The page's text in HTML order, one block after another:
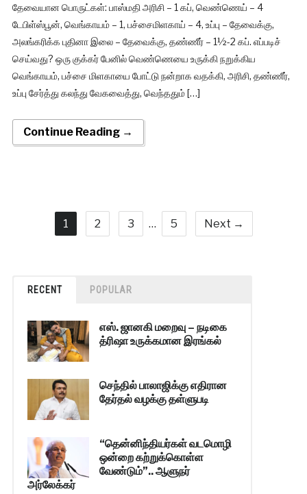
தேவையான பொருட்கள்: பாஸ்மதி அரிசி – 1 கப், வெண்ணெய் – 4
டேபிள்ஸ்பூன், வெங்காயம் – 1, பச்சைமிளகாய் – 4, உப்பு – தேவைக்கு,
அலங்கரிக்க புதினா இலை – தேவைக்கு, தண்ணீர் – 1½-2 கப். எப்படிச்
செய்வது? ஒரு குக்கர் பேனில் வெண்ணெயை உருக்கி நறுக்கிய
வெங்காயம், பச்சை மிளகாயை போட்டு நன்றாக வதக்கி, அரிசி, தண்ணீர்,
உப்பு சேர்த்து கலந்து வேகவைத்து, வெந்ததும் […]
Continue Reading →
1 2 3 … 5 Next →
RECENT POPULAR
எஸ். ஜானகி மறைவு – நடிகை
த்ரிஷா உருக்கமான இரங்கல்
செந்தில் பாலாஜிக்கு எதிரான
தேர்தல் வழக்கு தள்ளுபடி
“தென்னிந்தியர்கள் வடமொழி
ஒன்றை கற்றுக்கொள்ள
வேண்டும்”.. ஆளுநர்
அர்லேக்கர்